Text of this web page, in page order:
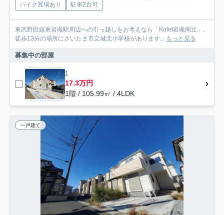
バイク置場あり
駐車2台可
東武野田線東岩槻駅周辺への引っ越しをお考えなら「Kolet岩槻南辻」。
徒歩13分の場所にさいたま市立城北小学校があります... もっと見る
募集中の部屋
1
17.3万円
1階 / 105.99㎡ / 4LDK
一戸建て